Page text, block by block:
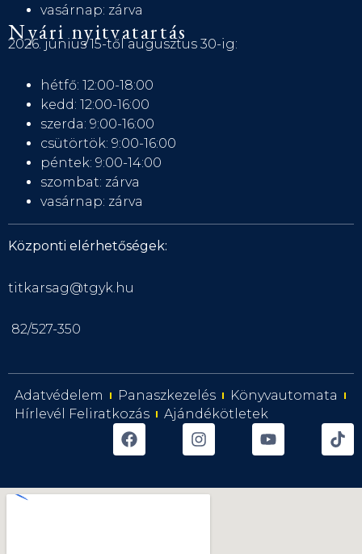
vasárnap: zárva
Nyári nyitvatartás
2026. június 15-től augusztus 30-ig:
hétfő: 12:00-18:00
kedd: 12:00-16:00
szerda: 9:00-16:00
csütörtök: 9:00-16:00
péntek: 9:00-14:00
szombat: zárva
vasárnap: zárva
Központi elérhetőségek:
titkarsag@tgyk.hu
82/527-350
Adatvédelem Panaszkezelés
Könyvautomata
Hírlevél Feliratkozás
Ajándékötletek